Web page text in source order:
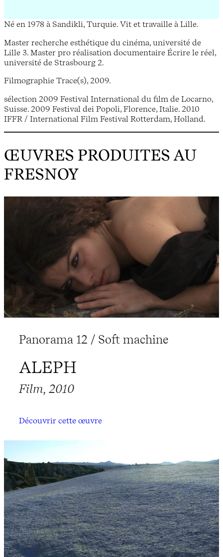
Né en 1978 à Sandikli, Turquie. Vit et travaille à Lille.
Master recherche esthétique du cinéma, université de
Lille 3. Master pro réalisation documentaire Écrire le réel,
université de Strasbourg 2.
Filmographie Trace(s), 2009.
sélection 2009 Festival International du film de Locarno,
Suisse. 2009 Festival dei Popoli, Florence, Italie. 2010
IFFR / International Film Festival Rotterdam, Holland.
ŒUVRES PRODUITES AU
FRESNOY
Panorama 12 / Soft machine
ALEPH
Film, 2010
Découvrir cette œuvre